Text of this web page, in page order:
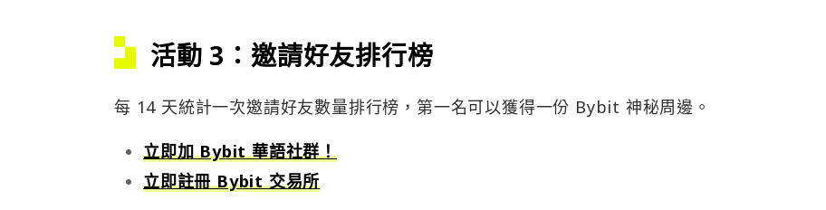
活動 3：邀請好友排行榜
每 14 天統計一次邀請好友數量排行榜，第一名可以獲得一份 Bybit 神秘周邊。
立即加 Bybit 華語社群！
立即註冊 Bybit 交易所